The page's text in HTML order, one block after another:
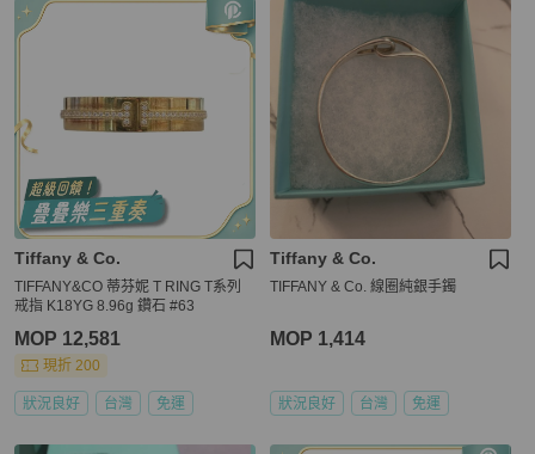
Tiffany & Co.
TIFFANY&CO 蒂芬妮 T RING T系列
戒指 K18YG 8.96g 鑽石 #63
MOP 12,581
現折 200
狀況良好 台灣 免運
Tiffany & Co.
TIFFANY & Co. 線圈純銀手鐲
MOP 1,414
狀況良好 台灣 免運